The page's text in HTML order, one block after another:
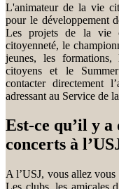
L'animateur de la vie
pour le développement
Les projets de la vie
citoyenneté, le
jeunes, les
citoyens et le
contacter directement
adressant au Service de
Est-ce qu’il y a
concerts à
A l’USJ, vous allez